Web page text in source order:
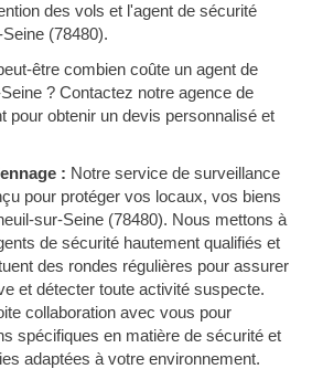
des vols et l'agent de sécurité
(78480).
être combien coûte un agent de
? Contactez notre agence de
pour obtenir un devis personnalisé et
: Notre service de surveillance
pour protéger vos locaux, vos biens
sur-Seine (78480). Nous mettons à
de sécurité hautement qualifiés et
des rondes régulières pour assurer
et détecter toute activité suspecte.
collaboration avec vous pour
spécifiques en matière de sécurité et
adaptées à votre environnement.